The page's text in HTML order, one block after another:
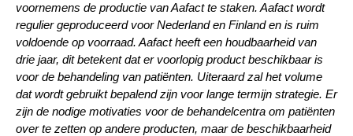
voornemens de productie van Aafact te staken. Aafact wordt
regulier geproduceerd voor Nederland en Finland en is ruim
voldoende op voorraad. Aafact heeft een houdbaarheid van
drie jaar, dit betekent dat er voorlopig product beschikbaar is
voor de behandeling van patiënten. Uiteraard zal het volume
dat wordt gebruikt bepalend zijn voor lange termijn strategie. Er
zijn de nodige motivaties voor de behandelcentra om patiënten
over te zetten op andere producten, maar de beschikbaarheid